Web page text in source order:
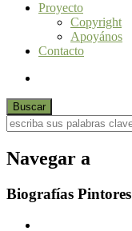
Proyecto
Copyright
Apoyános
Contacto
Navegar a
Biografías Pintores